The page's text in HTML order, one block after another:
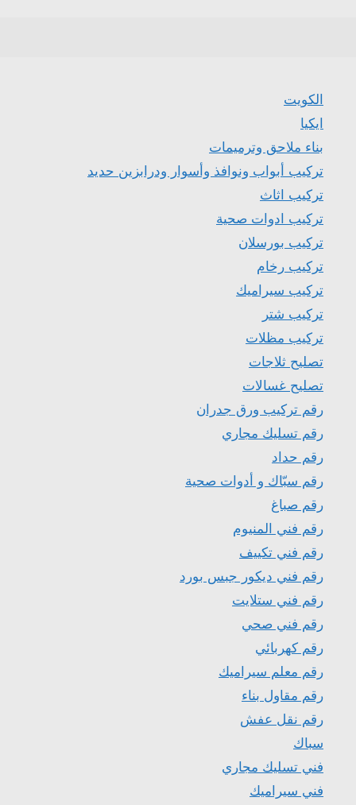
الكويت
ايكيا
بناء ملاحق وترميمات
تركيب أبواب ونوافذ وأسوار ودرابزين حديد
تركيب اثاث
تركيب ادوات صحية
تركيب بورسلان
تركيب رخام
تركيب سيراميك
تركيب شتر
تركيب مظلات
تصليح ثلاجات
تصليح غسالات
رقم تركيب ورق جدران
رقم تسليك مجاري
رقم حداد
رقم سبّاك و أدوات صحية
رقم صباغ
رقم فني المنيوم
رقم فني تكييف
رقم فني ديكور جبس بورد
رقم فني ستلايت
رقم فني صحي
رقم كهربائي
رقم معلم سيراميك
رقم مقاول بناء
رقم نقل عفش
سباك
فني تسليك مجاري
فني سيراميك